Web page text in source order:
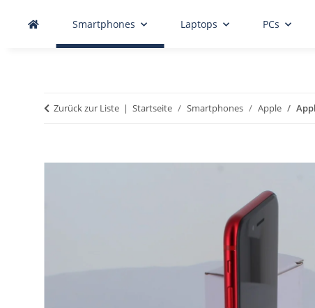
Smartphones Laptops PCs
Zurück zur Liste Startseite Smartphones Apple